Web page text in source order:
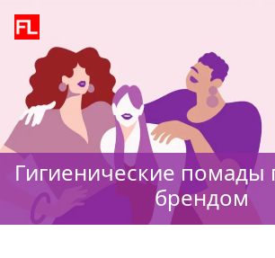
Гигиенические
брендом